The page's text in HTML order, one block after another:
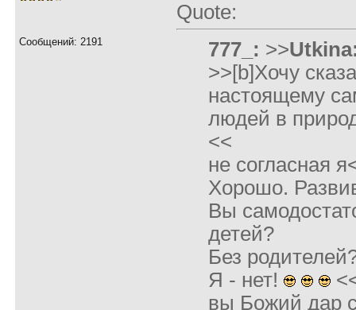
Сообщений: 2191
Quote:
777_: >>
>>[b]Хочу
настоящему
людей в
<<
не согласная
Хорошо.
Вы
детей?
Без
Я - нет!
вы Божий дар